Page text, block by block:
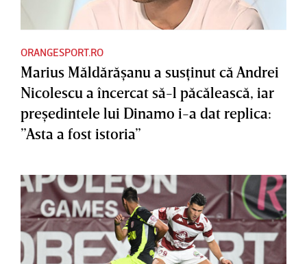
ORANGESPORT.RO
Marius Măldărăşanu a susţinut că Andrei
Nicolescu a încercat să-l păcălească, iar
preşedintele lui Dinamo i-a dat replica:
”Asta a fost istoria”